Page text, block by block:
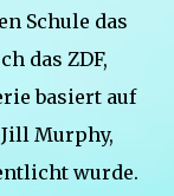
Schule das
das ZDF,
basiert auf
Murphy,
wurde.